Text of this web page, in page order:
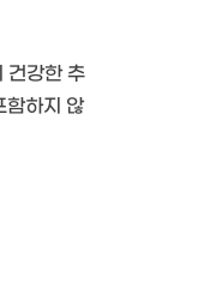
건강한 추
하지 않